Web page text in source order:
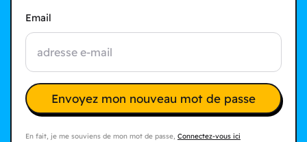
Email
Envoyez mon nouveau mot de passe
En fait, je me souviens de mon mot de passe, Connectez-vous ici